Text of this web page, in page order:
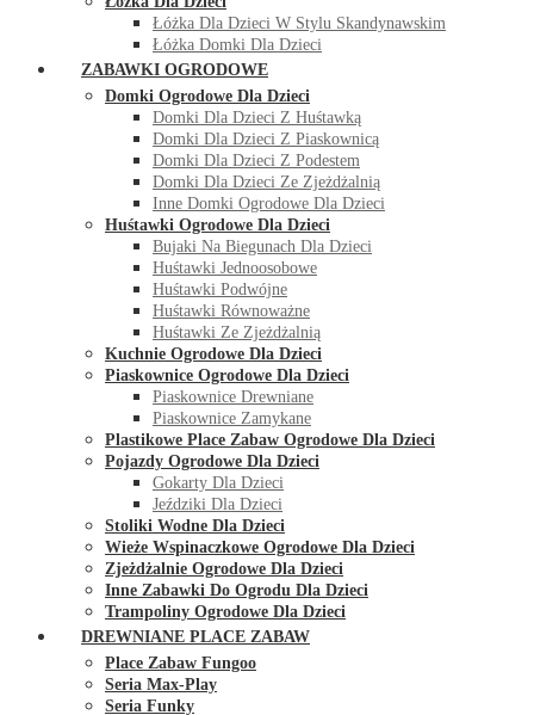
Łóżka Dla Dzieci W Stylu Skandynawskim
Łóżka Domki Dla Dzieci
ZABAWKI OGRODOWE
Domki Ogrodowe Dla Dzieci
Domki Dla Dzieci Z Huśtawką
Domki Dla Dzieci Z Piaskownicą
Domki Dla Dzieci Z Podestem
Domki Dla Dzieci Ze Zjeżdżalnią
Inne Domki Ogrodowe Dla Dzieci
Huśtawki Ogrodowe Dla Dzieci
Bujaki Na Biegunach Dla Dzieci
Huśtawki Jednoosobowe
Huśtawki Podwójne
Huśtawki Równoważne
Huśtawki Ze Zjeżdżalnią
Kuchnie Ogrodowe Dla Dzieci
Piaskownice Ogrodowe Dla Dzieci
Piaskownice Drewniane
Piaskownice Zamykane
Plastikowe Place Zabaw Ogrodowe Dla Dzieci
Pojazdy Ogrodowe Dla Dzieci
Gokarty Dla Dzieci
Jeździki Dla Dzieci
Stoliki Wodne Dla Dzieci
Wieże Wspinaczkowe Ogrodowe Dla Dzieci
Zjeżdżalnie Ogrodowe Dla Dzieci
Inne Zabawki Do Ogrodu Dla Dzieci
Trampoliny Ogrodowe Dla Dzieci
DREWNIANE PLACE ZABAW
Place Zabaw Fungoo
Seria Max-Play
Seria Funky